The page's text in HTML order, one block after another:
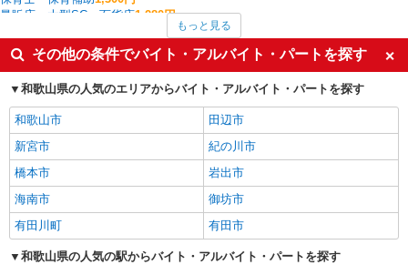
量販店・大型SC・百貨店1,280円
施設警備・交通誘導警備・駐車輪場管理・イベント警備
介護職・ヘルパー1,221円
ファストフード・デリ
1,203円
ホテル・ブライダル・葬祭1,200円
岩出市の他の職種の平均時給を見る
もっと見る
その他の条件でバイト・アルバイト・パートを探す
和歌山県の人気のエリアからバイト・アルバイト・パートを探す
和歌山市
田辺市
新宮市
紀の川市
橋本市
岩出市
海南市
御坊市
有田川町
有田市
和歌山県の人気の駅からバイト・アルバイト・パートを探す